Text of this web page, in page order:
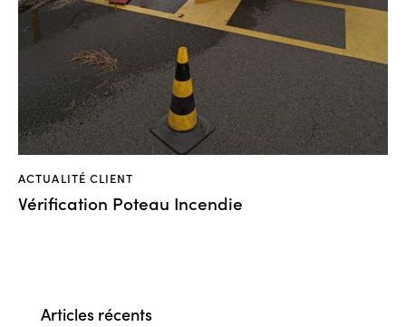
ACTUALITÉ CLIENT
Vérification Poteau Incendie
Articles récents